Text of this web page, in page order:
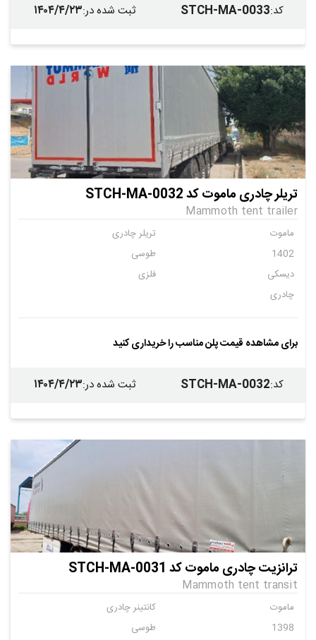
کد:
STCH-MA-0033 ثبت شده در:۱۴۰۴/۴/۲۳
تریلر چادری ماموت کد STCH-MA-0032
Mammoth tent trailer
ماموت
تریلر چادری
1402
طوسی
دیسکی
فلزی
چادری
برای مشاهده قیمت پلن مناسب را خریداری کنید
کد:
STCH-MA-0032 ثبت شده در:۱۴۰۴/۴/۲۳
ترانزیت چادری ماموت کد STCH-MA-0031
Mammoth tent transit
ماموت
کانتینر چادری
1398
طوسی